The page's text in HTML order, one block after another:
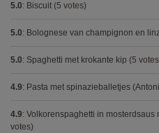
5.0: Biscuit (5 votes)
5.0: Bolognese van champignon en
5.0: Spaghetti met krokante kip (5
4.9: Pasta met spinazieballetjes
4.9: Volkorenspaghetti in mosterdsaus
votes)